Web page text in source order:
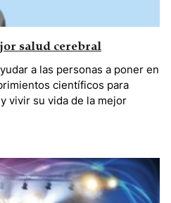
salud cerebral
a las personas a poner en
científicos para
vivir su vida de la mejor